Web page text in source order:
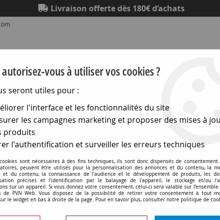
Livraison offerte dès 180€ d’achats
Eclairage Matériel électrique
RCA, XLR,...)
Cordon fiche rca male / rca male
vous à utiliser vos cookies ?
seront utiles pour :
l'interface et les fonctionnalités du site
les campagnes marketing et proposer des mises à
produits
l'authentification et surveiller les erreurs techniques
sont nécessaires à des fins techniques, ils sont donc dispensés de
peuvent être utilisés pour la personnalisation des annonces et du contenu, la
et du contenu, la connaissance de l'audience et le développement de produits, les
précises et l'identification par le balayage de l'appareil, le stockage et/ou
sur un appareil. Si vous donnez votre consentement, celui-ci sera valable sur l’ensemble
de PVN Web. Vous disposez de la possibilité de retirer votre consentement à tout
le widget en bas à droite de la page. Pour en savoir plus, consulter notre politique de